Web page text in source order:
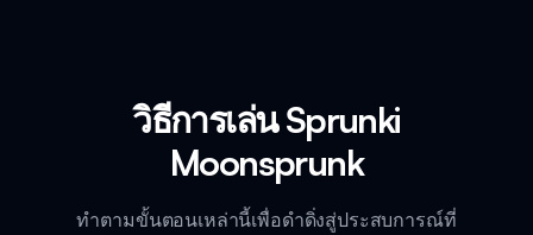
วิธีการเล่น Sprunki
Moonsprunk
ทำตามขั้นตอนเหล่านี้เพื่อดำดิ่งสู่ประสบการณ์ที่